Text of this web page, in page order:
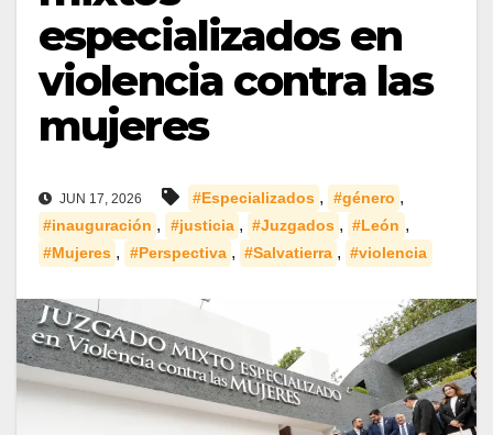
especializados en
violencia contra las
mujeres
JUN 17, 2026 #Especializados , #género ,
#inauguración , #justicia , #Juzgados , #León ,
#Mujeres , #Perspectiva , #Salvatierra , #violencia